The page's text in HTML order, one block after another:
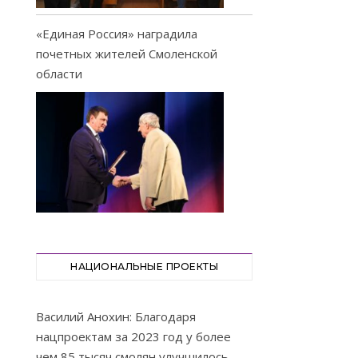
«Единая Россия» наградила
почетных жителей Смоленской
области
НАЦИОНАЛЬНЫЕ ПРОЕКТЫ
Василий Анохин: Благодаря
нацпроектам за 2023 год у более